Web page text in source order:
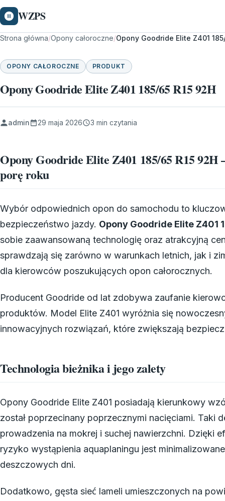
WZPS
Strona główna/Opony całoroczne/Opony Goodride Elite Z401
OPONY CAŁOROCZNE PRODUKT
Opony Goodride Elite Z401 185/65 R15 92H
admin 29 maja 2026 3 min czytania
Opony Goodride Elite Z401 185/65 R15 92H
porę roku
Wybór odpowiednich opon do samochodu to
bezpieczeństwo jazdy. Opony Goodride Elite Z401
sobie zaawansowaną technologię oraz atrakcyjną
sprawdzają się zarówno w warunkach letnich, jak i
dla kierowców poszukujących opon całorocznych.
Producent Goodride od lat zdobywa zaufanie
produktów. Model Elite Z401 wyróżnia się
innowacyjnych rozwiązań, które zwiększają
Technologia bieżnika i jego zalety
Opony Goodride Elite Z401 posiadają kierunkowy
został poprzecinany poprzecznymi nacięciami. Taki
prowadzenia na mokrej i suchej nawierzchni. Dzięki
ryzyko wystąpienia aquaplaningu jest
deszczowych dni.
Dodatkowo, gęsta sieć lameli umieszczonych na